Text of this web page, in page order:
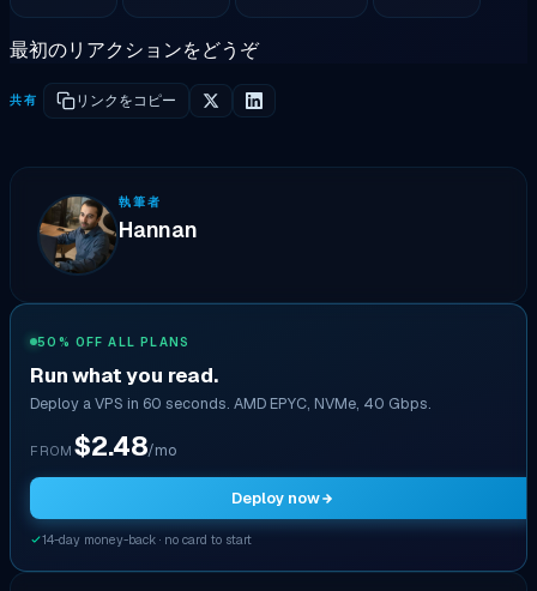
最初のリアクションをどうぞ
共有 リンクをコピー
執筆者
Hannan
50% OFF ALL PLANS
Run what you read.
Deploy a VPS in 60 seconds. AMD EPYC, NVMe, 40 Gbps.
FROM $2.48/mo
Deploy now
14-day money-back · no card to start